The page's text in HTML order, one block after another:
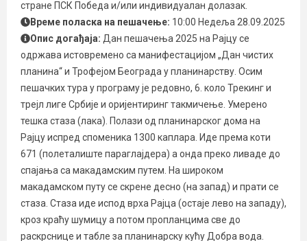
стране ПСК Победа и/или индивидуалан долазак.
Време поласка на пешачење: 10:00 Недеља 28.09.2025
Опис догађаја: Дан пешачења 2025 на Рајцу се
одржава истовремено са манифестацијом „Дан чистих
планина“ и Трофејом Београда у планинарству. Осим
пешачких тура у програму је редовно, 6. коло Трекинг и
трејл лиге Србије и оријентиринг такмичење. Умерено
тешка стаза (лака). Полази од планинарског дома на
Рајцу испред споменика 1300 каплара. Иде према коти
671 (полеталиште параглајдера) а онда преко ливаде до
спајања са макадамским путем. На широком
макадамском путу се скрене десно (на запад) и прати се
стаза. Стаза иде испод врха Рајца (остаје лево на западу),
кроз краћу шумицу а потом пропланцима све до
раскрснице и табле за планинарску кућу Добра вода.